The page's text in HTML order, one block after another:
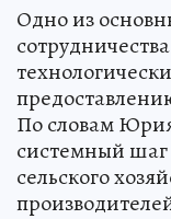
Одно из
По словам
системный
сельского